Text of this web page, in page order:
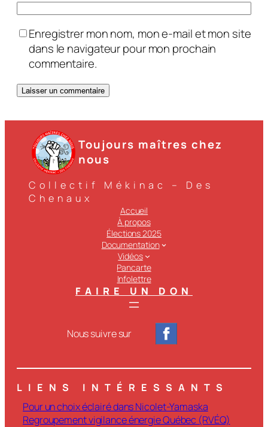
Enregistrer mon nom, mon e-mail et mon site
dans le navigateur pour mon prochain
commentaire.
Toujours maîtres chez
nous
Collectif Mékinac – Des
Chenaux
Accueil
À propos
Élections 2025
Documentation
Vidéos
Pancarte
Infolettre
FAIRE UN DON
Nous suivre sur
LIENS INTÉRESSANTS
Pour un choix éclairé dans Nicolet-Yamaska
Regroupement vigilance énergie Québec (RVÉQ)